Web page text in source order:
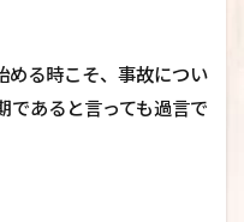
める時こそ、事故につい
であると言っても過言で